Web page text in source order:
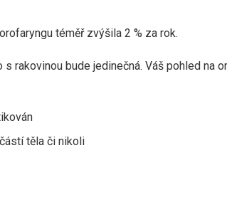
téměř zvýšila 2 % za rok.
rakovinou bude jedinečná. Váš pohled na
těla či nikoli